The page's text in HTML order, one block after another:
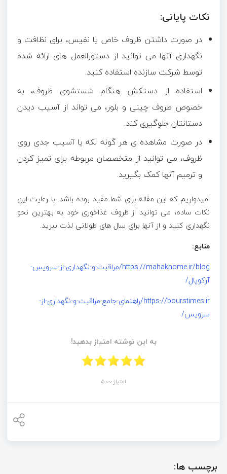
نکات پایانی:
در صورت داشتن ظروف خاص یا نفیس، برای نظافت و
نگهداری آنها می توانید از دستورالعمل های ارائه شده
توسط شرکت سازنده استفاده کنید.
استفاده از دستکش هنگام شستشوی ظروف، به
خصوص ظروف چینی و بلور، می تواند از آسیب دیدن
دستانتان جلوگیری کند.
در صورت مشاهده ی هر گونه لکه یا آسیب جدی روی
ظروف، می توانید از متخصصان مربوطه برای تمیز کردن
و ترمیم آنها کمک بگیرید.
امیدواریم که این مقاله برای شما مفید بوده باشد. با رعایت این
نکات ساده، می توانید از ظروف غذاخوری خود به بهترین نحو
نگهداری کنید و از آنها برای سال های طولانی لذت ببرید.
منابع:
https://mahakhome.ir/blog/مراقبت-و-نگهداری-از-سرویس-
آرکوپال/
https://bourstimes.ir/راهنمای-جامع-مراقبت-و-نگهداری-از-
سرویس/
به این نوشته امتیاز بدهید!
امتیاز 5.00
برچسب ها: